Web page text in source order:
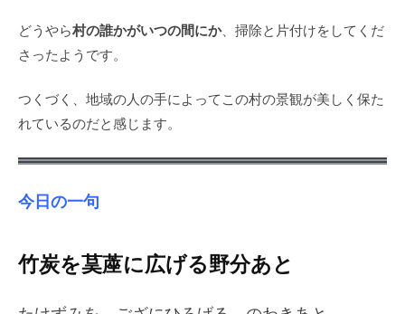
どうやら村の誰かがいつの間にか、掃除と片付けをしてくだ
さったようです。
つくづく、地域の人の手によってこの村の景観が美しく保た
れているのだと感じます。
今日の一句
竹炭を茣蓙に広げる野分あと